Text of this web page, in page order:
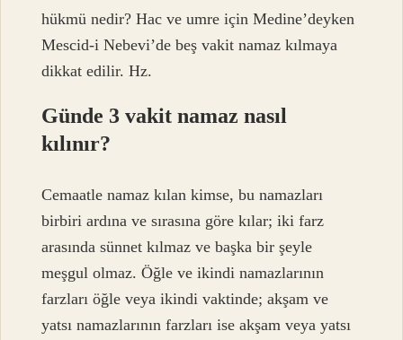
hükmü nedir? Hac ve umre için Medine’deyken
Mescid-i Nebevi’de beş vakit namaz kılmaya
dikkat edilir. Hz.
Günde 3 vakit namaz nasıl
kılınır?
Cemaatle namaz kılan kimse, bu namazları
birbiri ardına ve sırasına göre kılar; iki farz
arasında sünnet kılmaz ve başka bir şeyle
meşgul olmaz. Öğle ve ikindi namazlarının
farzları öğle veya ikindi vaktinde; akşam ve
yatsı namazlarının farzları ise akşam veya yatsı